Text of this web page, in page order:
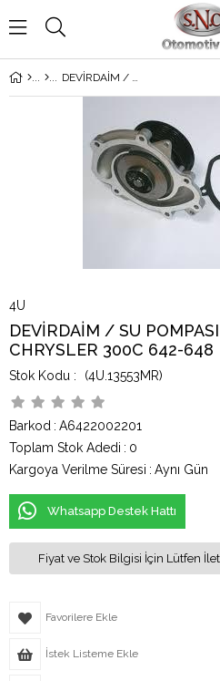
DEVİRDAİM / SU POMPASI 164-204-211-212-221 CHRYSLER 300C 642-648
4U
DEVİRDAİM / SU
CHRYSLER 300C 642-648
(4U.13553MR)
Barkod : A6422002201
Toplam Stok Adedi : 0
Kargoya Verilme Süresi : Aynı Gün
Whatsapp Destek Hattı
Fiyat ve Stok Bilgisi İçin Lütfen
Favorilere Ekle
İstek Listeme Ekle